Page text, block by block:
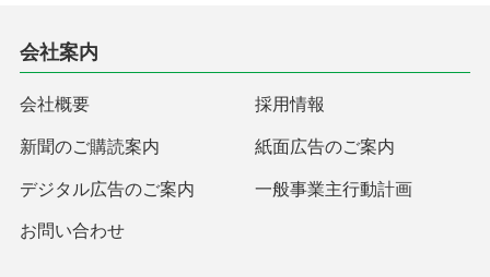
会社案内
会社概要 採用情報
新聞のご購読案内 紙面広告のご案内
デジタル広告のご案内 一般事業主行動計画
お問い合わせ